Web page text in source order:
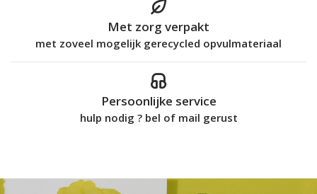
Met zorg verpakt
met zoveel mogelijk gerecycled opvulmateriaal
Persoonlijke service
hulp nodig ? bel of mail gerust